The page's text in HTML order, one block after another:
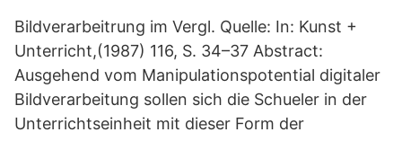
Bildverarbeitrung im Vergl. Quelle: In: Kunst +
Unterricht,(1987) 116, S. 34–37 Abstract:
Ausgehend vom Manipulationspotential digitaler
Bildverarbeitung sollen sich die Schueler in der
Unterrichtseinheit mit dieser Form der